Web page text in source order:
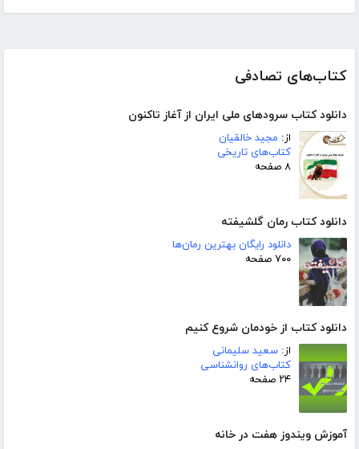
کتاب‌های تصادفی
دانلود کتاب سرود‌های ملی ایران از آغاز تاکنون
از: مجید خالقیان
کتاب‌های تاریخی
۸ صفحه
دانلود کتاب رمان گلشیفته
دانلود رایگان بهترین رمان‌ها
۷۰۰ صفحه
دانلود کتاب از خودمان شروع کنیم
از: سعید سلیمانی
کتاب‌های روانشناسی
۲۴ صفحه
آموزش ویندوز هفت در خانه